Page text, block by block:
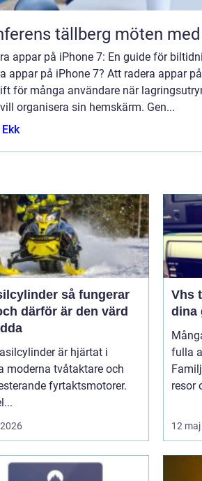
Konferens
appar på iPhone 7: En guide för
appar på iPhone 7? Att radera appar
för många användare när
organisera sin hemskärm. Gen...
så fungerar
därför är den värd
är hjärtat i
moderna tvåtaktare och
fyrtaktsmotorer.
Vhs till
dina
fulla
resor
12